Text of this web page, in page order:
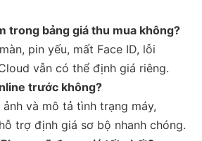
trong bảng giá thu mua không?
pin yếu, mất Face ID, lỗi
vẫn có thể định giá riêng.
trước không?
và mô tả tình trạng máy,
trợ định giá sơ bộ nhanh chóng.